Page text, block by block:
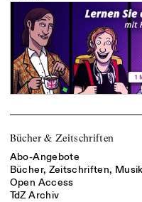
Bücher & Zeitschriften
Abo-Angebote
Bücher, Zeitschriften, Musik
Open Access
TdZ Archiv